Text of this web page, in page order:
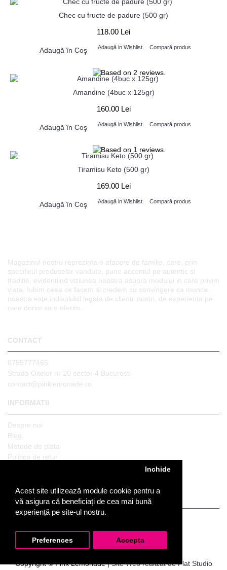
Acest site utilizează module cookie pentru a
vă asigura că beneficiați de cea mai bună
experiență pe site-ul nostru.
Inchide
Preferences Accepta
Chec cu fructe de padure (500 gr)
118.00 Lei
Adaugă în Coş Adaugă in Wishlist Compară produs
Amandine (4buc x 125gr)
160.00 Lei
Adaugă în Coş Adaugă in Wishlist Compară produs
Tiramisu Keto (500 gr)
169.00 Lei
Adaugă în Coş Adaugă in Wishlist Compară produs
Magazinul nostru reprezinta o afacere de familie, care, prin
specificul produselor vandute, pune accentul pe autentic si
traditie, evidentiind viziunea noastra asupra modului in care privim
viata. Iubim ceea ce facem si credem cu convingere ca munca
noastra este indisolubil legata de clientii nostri, de experienta pe
care dorim sa o oferim.
CONTACT
0755777465
Strada Oitelor nr 20 sector 4 Bucuresti
contact@pinklemonade.ro
INFORMATII
Despre noi
Blog
Metode de plata
Politica de retur
SERVICII CLIENTI
Istoric comenzi
Copyright © Pink Lemonade |Site Web realizat de Flat Studio